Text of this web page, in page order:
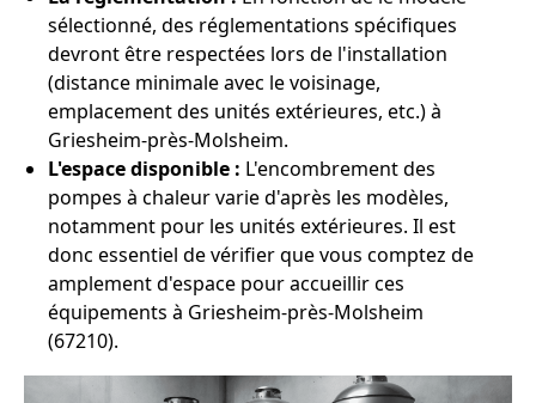
sélectionné, des réglementations spécifiques
devront être respectées lors de l'installation
(distance minimale avec le voisinage,
emplacement des unités extérieures, etc.) à
Griesheim-près-Molsheim.
L'espace disponible : L'encombrement des
pompes à chaleur varie d'après les modèles,
notamment pour les unités extérieures. Il est
donc essentiel de vérifier que vous comptez de
amplement d'espace pour accueillir ces
équipements à Griesheim-près-Molsheim
(67210).